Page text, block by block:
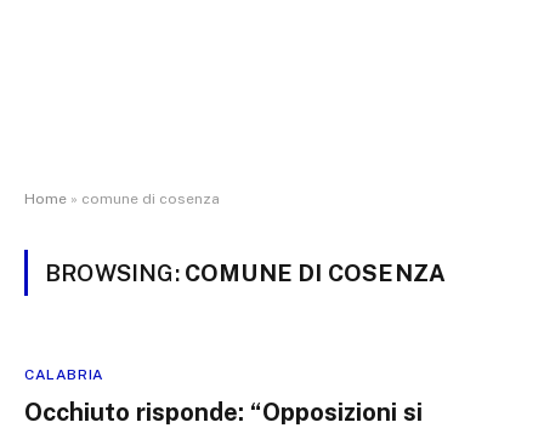
Home » comune di cosenza
BROWSING: COMUNE DI COSENZA
CALABRIA
Occhiuto risponde: “Opposizioni si